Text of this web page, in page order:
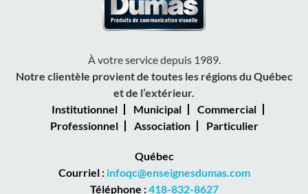
À votre service depuis 1989.
Notre clientèle provient de toutes les régions du Québec
et de l’extérieur.
Institutionnel
Municipal
Commercial
Professionnel
Association Particulier
Québec
Courriel : infoqc@enseignesdumas.com
Téléphone :418-832-8627